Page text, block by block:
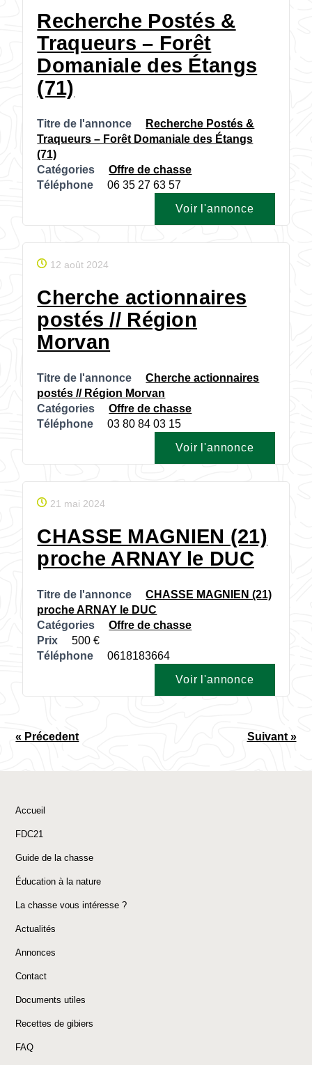
Recherche Postés &
Traqueurs – Forêt
Domaniale des Étangs
(71)
Titre de l'annonce
Recherche Postés &
Traqueurs – Forêt Domaniale des Étangs
(71)
Catégories
Offre de chasse
Téléphone
06 35 27 63 57
Voir l'annonce
12 août 2024
Cherche actionnaires
postés // Région
Morvan
Titre de l'annonce
Cherche actionnaires
postés // Région Morvan
Catégories
Offre de chasse
Téléphone
03 80 84 03 15
Voir l'annonce
21 mai 2024
CHASSE MAGNIEN (21)
proche ARNAY le DUC
Titre de l'annonce
CHASSE MAGNIEN (21)
proche ARNAY le DUC
Catégories
Offre de chasse
Prix
500
Téléphone
0618183664
Voir l'annonce
« Précedent Suivant »
Accueil
FDC21
Guide de la chasse
Éducation à la nature
La chasse vous intéresse ?
Actualités
Annonces
Contact
Documents utiles
Recettes de gibiers
FAQ